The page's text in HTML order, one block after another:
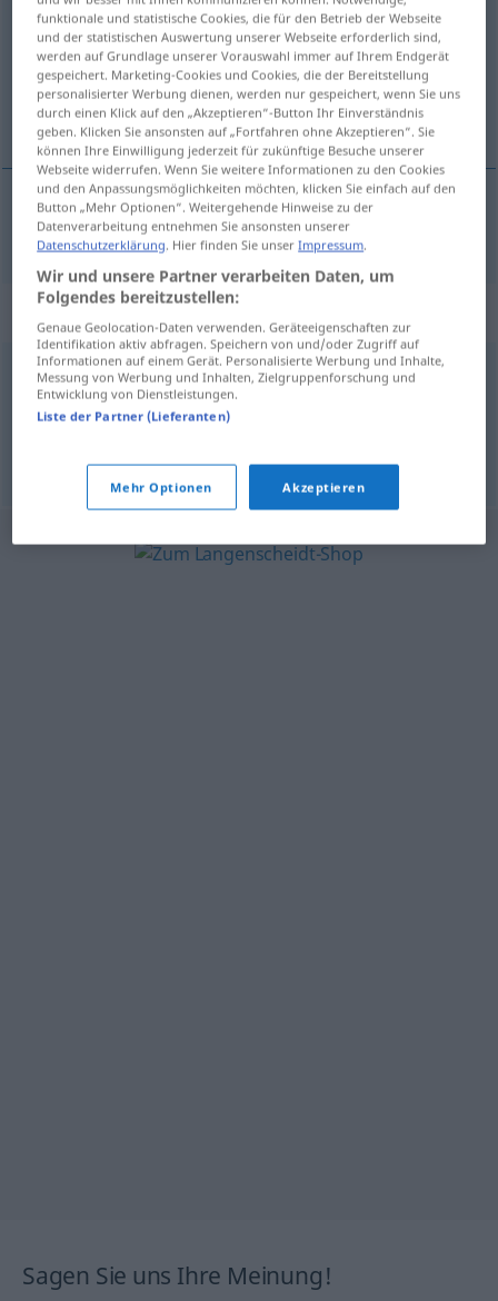
Übersicht aller Übersetzungen
(Für mehr Details die Übersetzung anklicken/antippen)
realizable, factible
realizable,factible realisierbar
Synonyme für "realisierbar"
lösbar (ugs.),denkbar,gangbar,möglich,ausführbar
drin (ugs.),machbar,erreichbar
© OpenThesaurus.de
Sagen Sie uns Ihre Meinung!
funktionale und statistische Cookies, die für den Betrieb der Webseite
und der statistischen Auswertung unserer Webseite erforderlich sind,
werden auf Grundlage unserer Vorauswahl immer auf Ihrem Endgerät
gespeichert. Marketing-Cookies und Cookies, die der Bereitstellung
personalisierter Werbung dienen, werden nur gespeichert, wenn Sie uns
durch einen Klick auf den „Akzeptieren“-Button Ihr Einverständnis
geben. Klicken Sie ansonsten auf „Fortfahren ohne Akzeptieren“. Sie
können Ihre Einwilligung jederzeit für zukünftige Besuche unserer
Webseite widerrufen. Wenn Sie weitere Informationen zu den Cookies
und den Anpassungsmöglichkeiten möchten, klicken Sie einfach auf den
Button „Mehr Optionen“. Weitergehende Hinweise zu der
Datenverarbeitung entnehmen Sie ansonsten unserer
Datenschutzerklärung. Hier finden Sie unserImpressum.
Wir und unsere Partner verarbeiten Daten, um
Folgendes bereitzustellen:
Genaue Geolocation-Daten verwenden. Geräteeigenschaften zur
Identifikation aktiv abfragen. Speichern von und/oder Zugriff auf
Informationen auf einem Gerät. Personalisierte Werbung und Inhalte,
Messung von Werbung und Inhalten, Zielgruppenforschung und
Entwicklung von Dienstleistungen.
Liste der Partner (Lieferanten)
Mehr Optionen Akzeptieren